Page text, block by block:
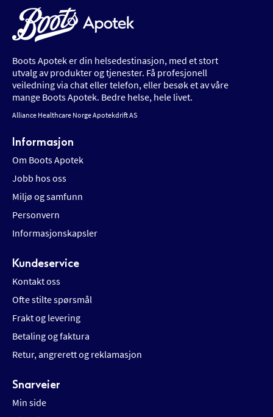
Boots Apotek er din helsedestinasjon, med et stort
utvalg av produkter og tjenester. Få profesjonell
veiledning via chat eller telefon, eller besøk et av våre
mange Boots Apotek. Bedre helse, hele livet.
Alliance Healthcare Norge Apotekdrift AS
Informasjon
Om Boots Apotek
Jobb hos oss
Miljø og samfunn
Personvern
Informasjonskapsler
Kundeservice
Kontakt oss
Ofte stilte spørsmål
Frakt og levering
Betaling og faktura
Retur, angrerett og reklamasjon
Snarveier
Min side